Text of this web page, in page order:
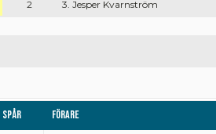
2
3. Jesper Kvarnström
Spår Förare